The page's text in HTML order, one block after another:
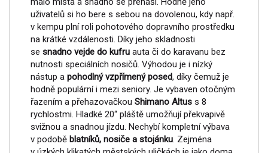
uživatelů si ho bere s sebou na dovolenou, kdy např.
v kempu plní roli pohotového dopravního prostředku
na krátké vzdálenosti. Díky jeho skladnosti
se snadno vejde do kufru auta či do karavanu bez
nutnosti speciálních nosičů. Výhodou je i nízký
nástup a pohodlný vzpřímený posed, díky čemuž je
hodně populární i mezi seniory. Je vybaven otočným
řazením a přehazovačkou Shimano Altus s 8
rychlostmi. Hladké 20“ pláště umožňují překvapivě
svižnou a snadnou jízdu. Nechybí kompletní výbava
v podobě blatníků, nosiče a stojánku. Zejména